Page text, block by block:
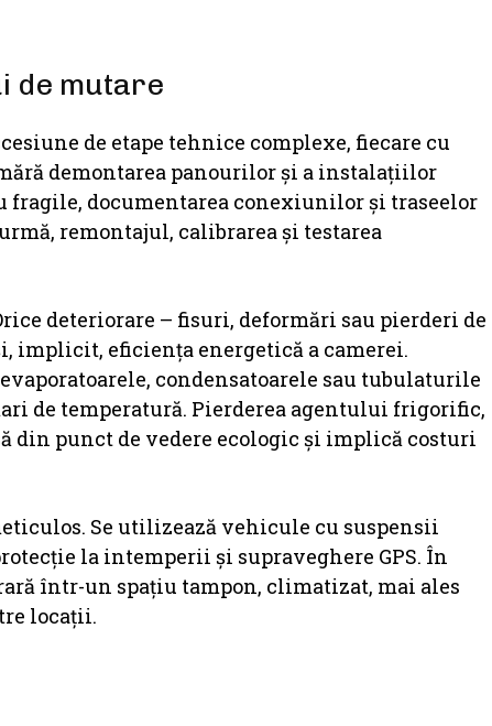
de mutare
de etape tehnice complexe, fiecare cu
demontarea panourilor și a instalațiilor
documentarea conexiunilor și traseelor
remontajul, calibrarea și testarea
deteriorare – fisuri, deformări sau pierderi de
implicit, eficiența energetică a camerei.
condensatoarele sau tubulaturile
de temperatură. Pierderea agentului frigorific,
din punct de vedere ecologic și implică costuri
Se utilizează vehicule cu suspensii
la intemperii și supraveghere GPS. În
într-un spațiu tampon, climatizat, mai ales
locații.